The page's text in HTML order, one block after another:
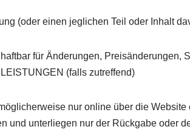
(oder einen jeglichen Teil oder Inhalt
für Änderungen, Preisänderungen,
(falls zutreffend)
nur online über die
und unterliegen nur der Rückgabe oder